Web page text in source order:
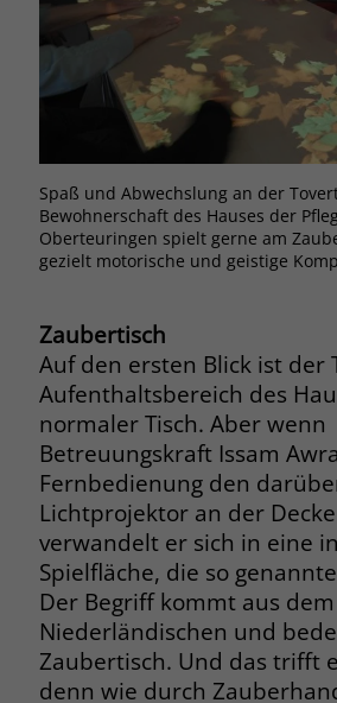
Spaß und Abwechslung an der
Bewohnerschaft des Hauses der
Oberteuringen spielt gerne am
gezielt motorische und geistige
Zaubertisch
Auf den ersten Blick ist der
Aufenthaltsbereich des
normaler Tisch. Aber wenn
Betreuungskraft Issam
Fernbedienung den
Lichtprojektor an der
verwandelt er sich in eine
Spielfläche, die so
Der Begriff kommt aus dem
Niederländischen und
Zaubertisch. Und das trifft
denn wie durch
PHPSESSID
Anbieter stiftung-liebenau.de
Laufzeit Session
Zweck
Behält die Zustände
allen Seitenanfragen
Anbieter www.stiftung-
Laufzeit 1 Monat
Zweck
Behält die
zum Cookie Opt-In
Name __cf_bm
Anbieter .fonts.net
Laufzeit 30 Minuten
Zweck
Browsers und die
exklusiv für diese
Dadurch wird
Aktionen, die bei
derselben Website
werden, mit
Name _clsk
Laufzeit 1 Jahr
Zweck
Microsoft Clarity
um die Seitenaufrufe
zu speichern und in
zusammenzufassen.
Name _gcl_au
Anbieter Google Ads
Laufzeit 90 Tage